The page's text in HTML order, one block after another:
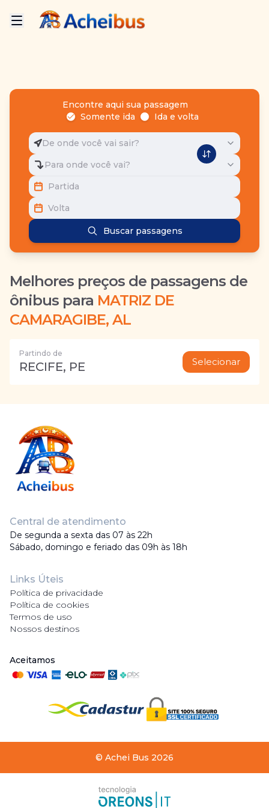
Encontre aqui sua passagem
Somente ida
Ida e volta
De onde você vai sair?
Para onde você vai?
Partida
Volta
Buscar passagens
Melhores preços de passagens de
ônibus para MATRIZ DE
CAMARAGIBE, AL
Partindo de
RECIFE, PE Selecionar
Central de atendimento
De segunda a sexta das 07 às 22h
Sábado, domingo e feriado das 09h às 18h
Links Úteis
Política de privacidade
Política de cookies
Termos de uso
Nossos destinos
Aceitamos
© Achei Bus 2026